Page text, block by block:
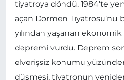
tiyatroya döndü. 1984’te
açan Dormen Tiyatrosu’nu
yılından yaşanan
depremi vurdu. Deprem
elverişsiz konumu yüzünden
düşmesi, tiyatronun